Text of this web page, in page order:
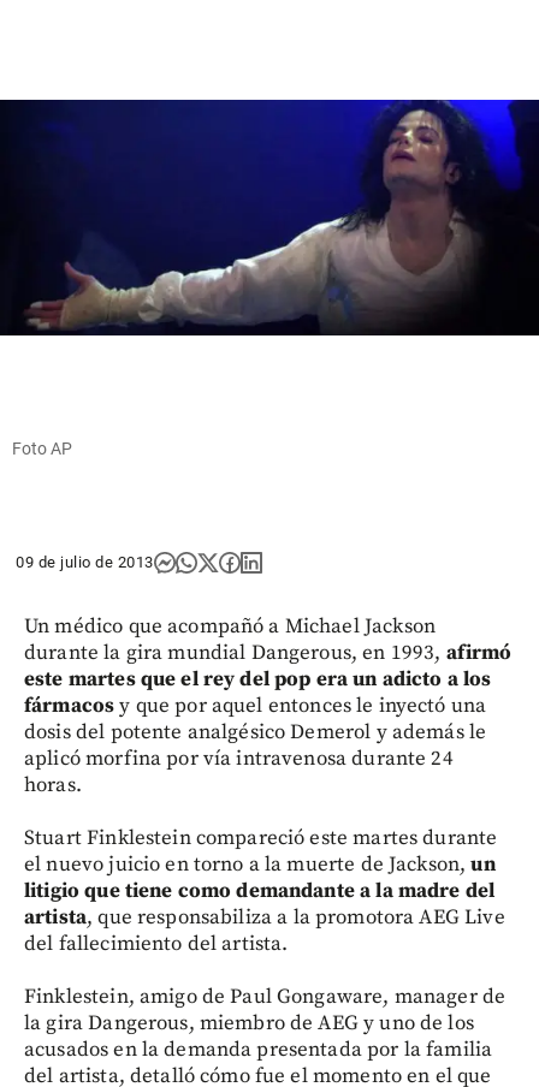
Foto AP
09 de julio de 2013
Un médico que acompañó a Michael Jackson
durante la gira mundial Dangerous, en 1993, afirmó
este martes que el rey del pop era un adicto a los
fármacosy que por aquel entonces le inyectó una
dosis del potente analgésico Demerol y además le
aplicó morfina por vía intravenosa durante 24
horas.
Stuart Finklestein compareció este martes durante
el nuevo juicio en torno a la muerte de Jackson,un
litigio que tiene como demandante a la madre del
artista, que responsabiliza a la promotora AEG Live
del fallecimiento del artista.
Finklestein, amigo de Paul Gongaware, manager de
la gira Dangerous, miembro de AEG y uno de los
acusados en la demanda presentada por la familia
del artista, detalló cómo fue el momento en el que